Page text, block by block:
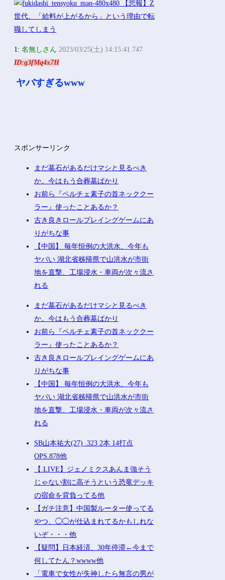
1:名無しさん 2023/03/25(土) 14:15:41.747
ID:g3fMq4x7H
ヤバすぎるwww
スポンサーリンク
まだ墓石があるだけマシと見るべき
か。今はもう合葬墓ばかり
お前ら『ペルチェ素子の首ネッククー
ラー』使ったことあるか？
古き良きロールプレイングゲームにあ
りがちな事
【中国】 毎年恒例の大洪水、今年も
ヤバい 湖北省秭帰県で山洪水が市街
地を直撃、工場浸水・車両が次々流さ
れる
まだ墓石があるだけマシと見るべき
か。今はもう合葬墓ばかり
お前ら『ペルチェ素子の首ネッククー
ラー』使ったことあるか？
古き良きロールプレイングゲームにあ
りがちな事
【中国】 毎年恒例の大洪水、今年も
ヤバい 湖北省秭帰県で山洪水が市街
地を直撃、工場浸水・車両が次々流さ
れる
SB山本祐大(27) .323 2本 14打点
OPS.878他
【.LIVE】ジェノミクスあんま強そう
じゃない割に高そうという恐竜デッキ
の宿命を背負ってる他
【ガチ注意】中国製ルーター使ってる
やつ、◯◯が仕込まれてるかもしれな
いぞ・・・他
【疑問】日本経済、30年停滞←今まで
何してたん？wwww他
「電車で女性が失神したら無言の男が